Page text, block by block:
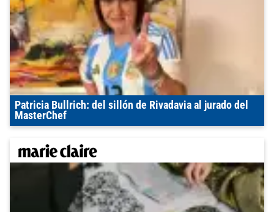
Patricia Bullrich: del sillón de Rivadavia al jurado del
MasterChef